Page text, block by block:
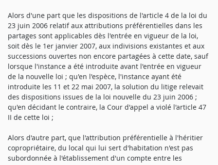
Alors d'une part que les dispositions de l'article 4 de la loi du
23 juin 2006 relatif aux attributions préférentielles dans les
partages sont applicables dès l'entrée en vigueur de la loi,
soit dès le 1er janvier 2007, aux indivisions existantes et aux
successions ouvertes non encore partagées à cette date, sauf
lorsque l'instance a été introduite avant l'entrée en vigueur
de la nouvelle loi ; qu'en l'espèce, l'instance ayant été
introduite les 11 et 22 mai 2007, la solution du litige relevait
des dispositions issues de la loi nouvelle du 23 juin 2006 ;
qu'en décidant le contraire, la Cour d'appel a violé l'article 47
II de cette loi ;
Alors d'autre part, que l'attribution préférentielle à l'héritier
copropriétaire, du local qui lui sert d'habitation n'est pas
subordonnée à l'établissement d'un compte entre les